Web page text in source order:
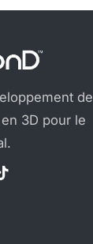
de
3D pour le